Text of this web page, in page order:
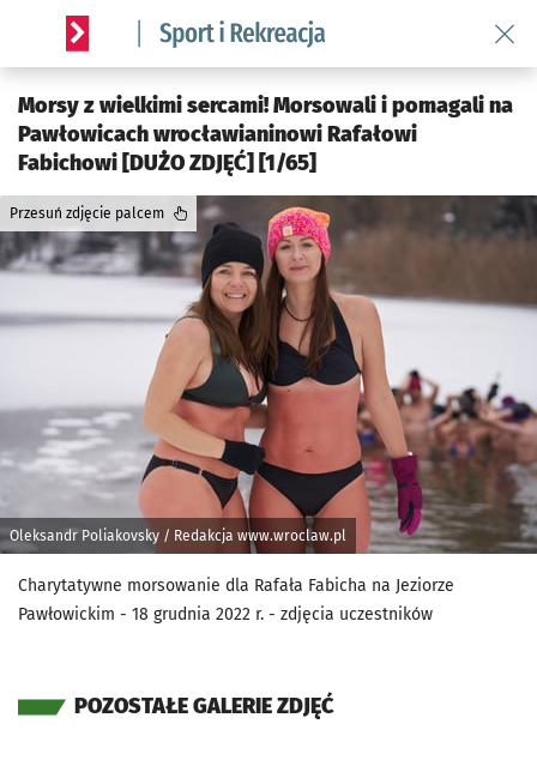
Serwis informacyjny wroclaw.pl podserwis: Sport i rekreacja
Morsy z wielkimi sercami! Morsowali i pomagali na
Pawłowicach wrocławianinowi Rafałowi
Fabichowi [DUŻO ZDJĘĆ] [1/65]
Oleksandr Poliakovsky / Redakcja www.wroclaw.pl
Przesuń zdjęcie palcem
Charytatywne morsowanie dla Rafała Fabicha na Jeziorze
Pawłowickim - 18 grudnia 2022 r. - zdjęcia uczestników
POZOSTAŁE GALERIE ZDJĘĆ